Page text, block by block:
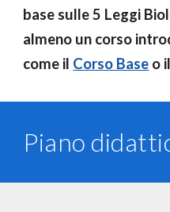
base sulle 5 Leggi
almeno un corso
come il Corso Base o il
Piano